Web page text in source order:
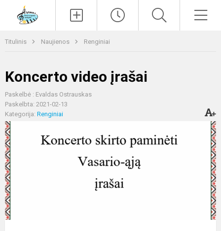
Titulinis Naujienos Renginiai
Koncerto video įrašai
Paskelbė : Evaldas Ostrauskas
Paskelbta: 2021-02-13
Kategorija: Renginiai